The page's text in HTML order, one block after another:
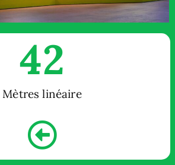
Mètres linéaire
42